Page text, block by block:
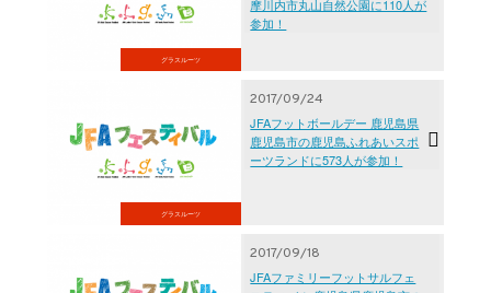
グラスルーツ
摩川内市丸山自然公園に110人が
参加！
グラスルーツ
2017/09/24
JFAフットボールデー 鹿児島県
鹿児島市の鹿児島ふれあいスポ
ーツランドに573人が参加！
2017/09/18
JFAファミリーフットサルフェ